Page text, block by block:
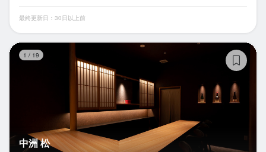
最終更新日：30日以上前
1 / 19
中洲 松